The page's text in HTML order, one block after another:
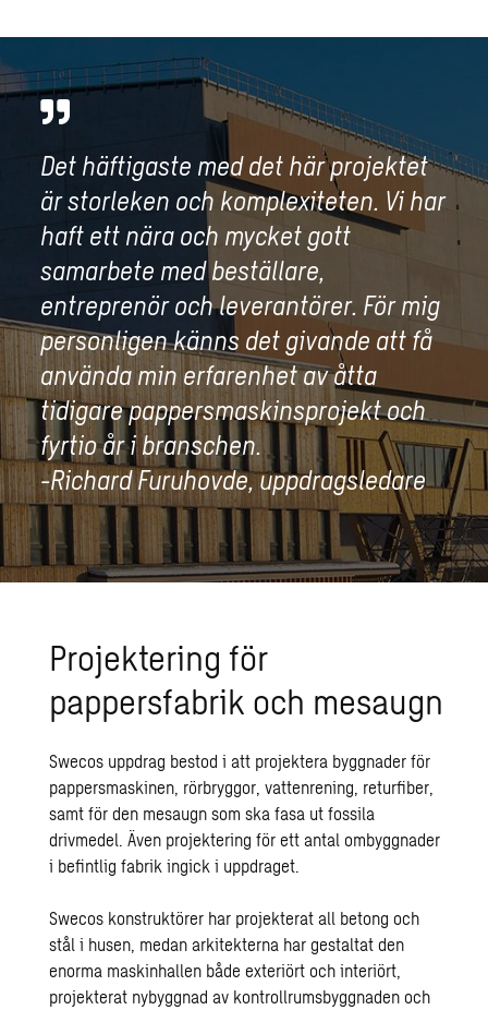
Det häftigaste med det här projektet
är storleken och komplexiteten. Vi har
haft ett nära och mycket gott
samarbete med beställare,
entreprenör och leverantörer. För mig
personligen känns det givande att få
använda min erfarenhet av åtta
tidigare pappersmaskinsprojekt och
fyrtio år i branschen.
-Richard Furuhovde, uppdragsledare
Projektering för
pappersfabrik och mesaugn
Swecos uppdrag bestod i att projektera byggnader för
pappersmaskinen, rörbryggor, vattenrening, returfiber,
samt för den mesaugn som ska fasa ut fossila
drivmedel. Även projektering för ett antal ombyggnader
i befintlig fabrik ingick i uppdraget.
Swecos konstruktörer har projekterat all betong och
stål i husen, medan arkitekterna har gestaltat den
enorma maskinhallen både exteriört och interiört,
projekterat nybyggnad av kontrollrumsbyggnaden och